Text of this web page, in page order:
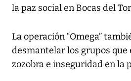
la paz social en Bocas del
La operación “Omega”
desmantelar los grupos que
zozobra e inseguridad en la